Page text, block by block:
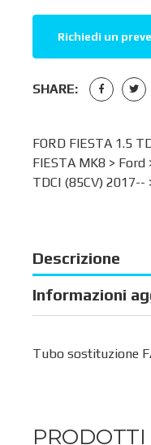
Richiedi un
SHARE:
FORD FIESTA 1.5
FIESTA MK8 > Ford
TDCI (85CV) 2017--
Descrizione
Informazioni
Tubo sostituzione